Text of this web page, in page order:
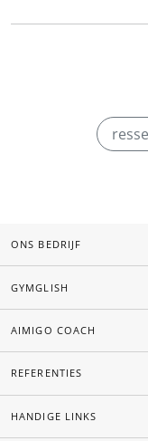
ONS BEDRIJF
GYMGLISH
AIMIGO COACH
REFERENTIES
HANDIGE LINKS